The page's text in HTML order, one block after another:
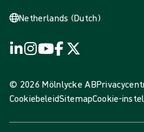
Netherlands (Dutch)
© 2026 Mölnlycke AB
CookiebeleidSitemapCookie-